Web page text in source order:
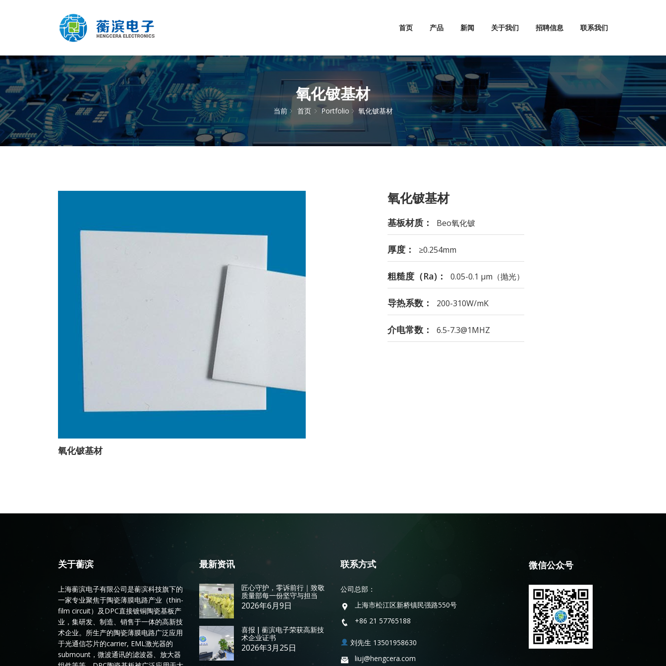
首页 产品 新闻 关于我们 招聘信息 联系我们
氧化铍基材
当前 首页 Portfolio 氧化铍基材
氧化铍基材
基板材质： Beo氧化铍
厚度： ≥0.254mm
粗糙度（Ra)： 0.05-0.1 μm（抛光）
导热系数： 200-310W/mK
介电常数： 6.5-7.3@1MHZ
氧化铍基材
关于蘅滨
上海蘅滨电子有限公司是蘅滨科技旗下的
一家专业聚焦于陶瓷薄膜电路产业（thin-
film circuit）及DPC直接镀铜陶瓷基板产
业，集研发、制造、销售于一体的高新技
术企业。所生产的陶瓷薄膜电路广泛应用
于光通信芯片的carrier, EML激光器的
submount，微波通讯的滤波器、放大器
最新资讯
匠心守护，零诉前行｜致敬
质量部每一份坚守与担当
2026年6月9日
喜报 | 蘅滨电子荣获高新技
术企业证书
2026年3月25日
联系方式
公司总部：
上海市松江区新桥镇民强路550号
+86 21 57765188
刘先生 13501958630
liuj@hengcera.com
微信公众号